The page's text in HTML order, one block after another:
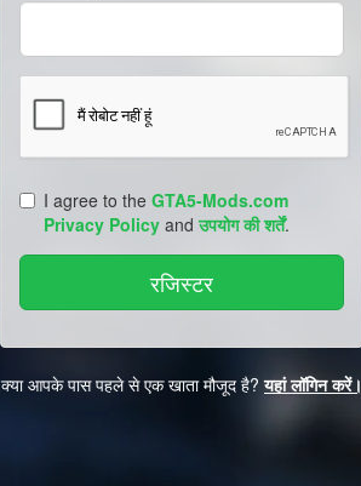
I agree to the GTA5-Mods.com
Privacy Policy andउपयोग की शर्तें.
क्या आपके पास पहले से एक खाता मौजूद है?यहां लॉगिन करें।